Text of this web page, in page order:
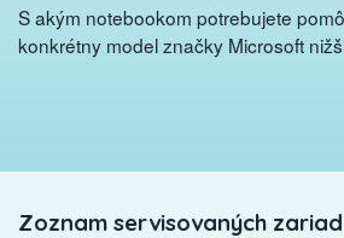
S akým notebookom potrebujete
konkrétny model značky Microsoft
Zoznam servisovaných